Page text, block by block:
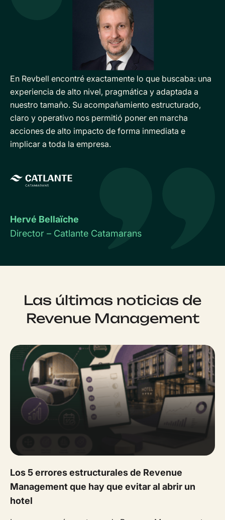
En Revbell encontré exactamente lo que buscaba: una
experiencia de alto nivel, pragmática y adaptada a
nuestro tamaño. Su acompañamiento estructurado,
claro y operativo nos permitió poner en marcha
acciones de alto impacto de forma inmediata e
implicar a toda la empresa.
Hervé Bellaïche
Director – Catlante Catamarans
Las últimas noticias de
Revenue Management
Los 5 errores estructurales de Revenue
Management que hay que evitar al abrir un
hotel